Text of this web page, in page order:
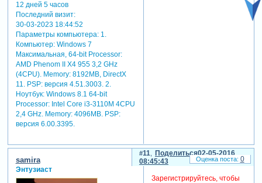
12 дней 5 часов
Последний визит:
30-03-2023 18:44:52
Параметры компьютера:1.
Компьютер: Windows 7
Максимальная, 64-bit Processor:
AMD Phenom II X4 955 3,2 GHz
(4CPU). Memory: 8192MB, DirectX
11. PSP: версия 4.51.3003. 2.
Ноутбук: Windows 8.1 64-bit
Processor: Intel Core i3-3110M 4CPU
2,4 GHz. Memory: 4096MB. PSP:
версия 6.00.3395.
Поделиться
11
02-05-2016
08:45:43
samira
Энтузиаст
Зарегистрируйтесь, чтобы
0